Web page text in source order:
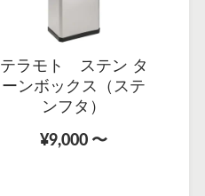
テラモト ステン タ
ーンボックス（ステ
ンフタ）
¥9,000 〜